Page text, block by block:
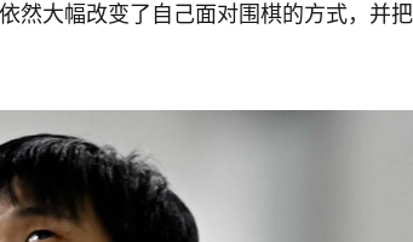
然大幅改变了自己面对围棋的方式，并